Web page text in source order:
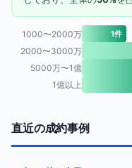
1000〜2000万 1件
2000〜3000万
5000万〜1億
1億以上
直近の成約事例